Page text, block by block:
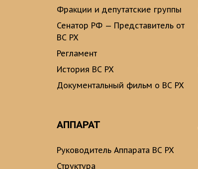
Фракции и депутатские группы
Сенатор РФ — Представитель от
ВС РХ
Регламент
История ВС РХ
Документальный фильм о ВС РХ
АППАРАТ
Руководитель Аппарата ВС РХ
Структура